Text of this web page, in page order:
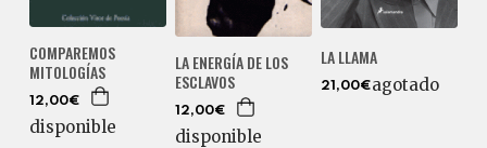
COMPAREMOS
MITOLOGÍAS
12,00€
disponible
LA ENERGÍA DE LOS
ESCLAVOS
12,00€
disponible
LA LLAMA
21,00€agotado